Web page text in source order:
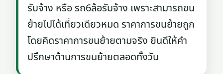
รับจ้าง หรือ รถ6ล้อรับจ้าง เพราะสามารถขน
ย้ายไปได้เที่ยวเดียวหมด ราคาการขนย้ายถูก
โดยคิดราคาการขนย้ายตามจริง ยินดีให้คำ
ปรึกษาด้านการขนย้ายตลอดทั้งวัน